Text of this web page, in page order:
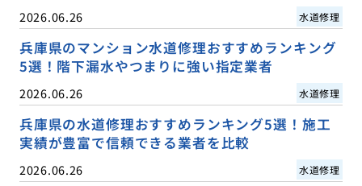
2026.06.26 水道修理
兵庫県のマンション水道修理おすすめランキング
5選！階下漏水やつまりに強い指定業者
2026.06.26 水道修理
兵庫県の水道修理おすすめランキング5選！施工
実績が豊富で信頼できる業者を比較
2026.06.26 水道修理